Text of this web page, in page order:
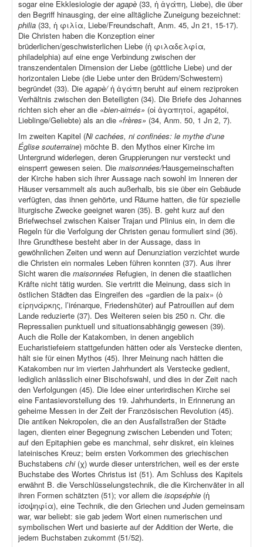
sogar eine Ekklesiologie deragapè (33, ἡ ἀγάπη, Liebe), die über
den Begriff hinausging, der eine alltägliche Zuneigung bezeichnet:
philia (33, ἡ φιλία, Liebe/Freundschaft, Anm. 45, Jn 21, 15-17).
Die Christen haben die Konzeption einer
brüderlichen/geschwisterlichen Liebe (ἡ φιλαδελφία,
philadelphia) auf eine enge Verbindung zwischen der
transzendentalen Dimension der Liebe (göttliche Liebe) und der
horizontalen Liebe (die Liebe unter den Brüdern/Schwestern)
begründet (33). Die agapè/ἡ ἀγάπη beruht auf einem reziproken
Verhältnis zwischen den Beteiligten (34). Die Briefe des Johannes
richten sich eher an die «bien-aimés» (οἱ ἀγαπητοί, agapétoi,
Lieblinge/Geliebte) als an die «frères» (34, Anm. 50, 1 Jn 2, 7).
Im zweiten Kapitel (Ni cachées, ni confinées: le mythe d’une
Église souterraine) möchte B. den Mythos einer Kirche im
Untergrund widerlegen, deren Gruppierungen nur versteckt und
einsperrt gewesen seien. Die maisonnées/Hausgemeinschaften
der Kirche haben sich ihrer Aussage nach sowohl im Inneren der
Häuser versammelt als auch außerhalb, bis sie über ein Gebäude
verfügten, das ihnen gehörte, und Räume hatten, die für spezielle
liturgische Zwecke geeignet waren (35). B. geht kurz auf den
Briefwechsel zwischen Kaiser Trajan und Plinius ein, in dem die
Regeln für die Verfolgung der Christen genau formuliert sind (36).
Ihre Grundthese besteht aber in der Aussage, dass in
gewöhnlichen Zeiten und wenn auf Denunziation verzichtet wurde
die Christen ein normales Leben führen konnten (37). Aus ihrer
Sicht waren die maisonnées Refugien, in denen die staatlichen
Kräfte nicht tätig wurden. Sie vertritt die Meinung, dass sich in
östlichen Städten das Eingreifen des «gardien de la paix» (ὁ
εἰρηνάρκης, l’irénarque, Friedenshüter) auf Patrouillen auf dem
Lande reduzierte (37). Des Weiteren seien bis 250 n. Chr. die
Repressalien punktuell und situationsabhängig gewesen (39).
Auch die Rolle der Katakomben, in denen angeblich
Eucharistiefeiern stattgefunden hätten oder als Verstecke dienten,
hält sie für einen Mythos (45). Ihrer Meinung nach hätten die
Katakomben nur im vierten Jahrhundert als Verstecke gedient,
lediglich anlässlich einer Bischofswahl, und dies in der Zeit nach
den Verfolgungen (45). Die Idee einer unterirdischen Kirche sei
eine Fantasievorstellung des 19. Jahrhunderts, in Erinnerung an
geheime Messen in der Zeit der Französischen Revolution (45).
Die antiken Nekropolen, die an den Ausfallstraßen der Städte
lagen, dienten einer Begegnung zwischen Lebenden und Toten;
auf den Epitaphien gebe es manchmal, sehr diskret, ein kleines
lateinisches Kreuz; beim ersten Vorkommen des griechischen
Buchstabens chi (χ) wurde dieser unterstrichen, weil es der erste
Buchstabe des Wortes Christus ist (51). Am Schluss des Kapitels
erwähnt B. die Verschlüsselungstechnik, die die Kirchenväter in all
ihren Formen schätzten (51); vor allem die isopséphie (ἡ
ἰσοψηφία), eine Technik, die den Griechen und Juden gemeinsam
war, war beliebt: sie gab jedem Wort einen numerischen und
symbolischen Wert und basierte auf der Addition der Werte, die
jedem Buchstaben zukommt (51/52).